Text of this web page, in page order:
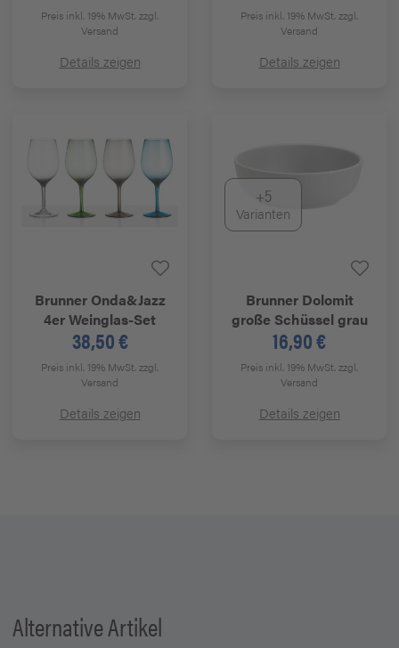
Preis inkl. 19% MwSt.zzgl.
Versand
Details zeigen
Preis inkl. 19% MwSt.zzgl.
Versand
Details zeigen
BrunnerOnda&Jazz
4er Weinglas-Set
38,50 €
Preis inkl. 19% MwSt.zzgl.
Versand
Details zeigen
+5
Varianten
BrunnerDolomit
große Schüssel grau
16,90 €
Preis inkl. 19% MwSt.zzgl.
Versand
Details zeigen
Alternative Artikel